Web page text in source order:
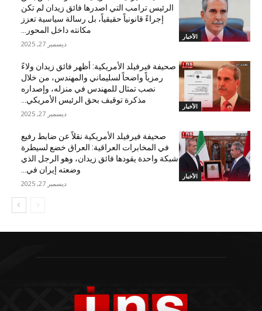
الأخبار
الرئيس ترامب التي اصدرها فائق زيدان لم تكن
إجراءً قانونياً حقيقياً، بل رسالة سياسية تعزز
مكانته داخل المحور...
ديسمبر 27, 2025
الأخبار
صحيفة فيرفيلد الأمريكية: أظهر فائق زيدان ولاءً
رمزياً واضحاً لسليماني والمهندس، من خلال
نصب تمثال للمهندس في منزله، وإصداره
مذكرة توقيف بحق الرئيس الأمريكي...
ديسمبر 27, 2025
الأخبار
صحيفة فيرفيلد الأمريكية نقلاً عن ضابط رفيع
في المخابرات العراقية: العراق خضع لسيطرة
شبكة واحدة يقودها فائق زيدان، وهو الرجل الذي
وضعته إيران في...
ديسمبر 27, 2025